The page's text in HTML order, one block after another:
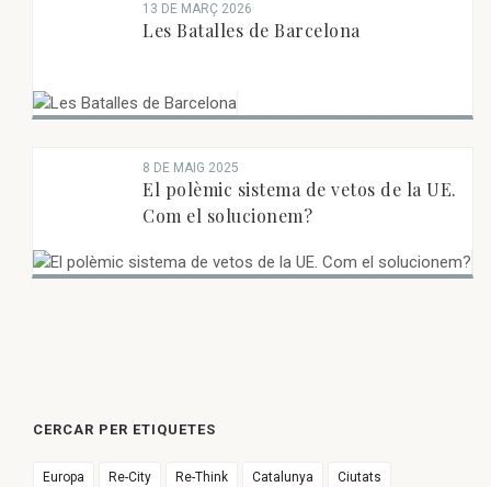
13 DE MARÇ 2026
Les Batalles de Barcelona
8 DE MAIG 2025
El polèmic sistema de vetos de la UE.
Com el solucionem?
CERCAR PER ETIQUETES
Europa Re-City Re-Think Catalunya Ciutats